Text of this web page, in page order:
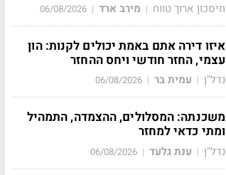
חיסכון ארוך טווח | מירב ארד |
06/08/2026
איזו דירה אתם באמת יכולים לקנות: הון
עצמי, החזר חודשי ויחס ההחזר
נדל"ן | עמית בר |
06/08/2026
משכנתה: המסלולים, ההצמדה, התמהיל
ומתי כדאי למחזר
נדל"ן | ענת גלעד |
06/08/2026